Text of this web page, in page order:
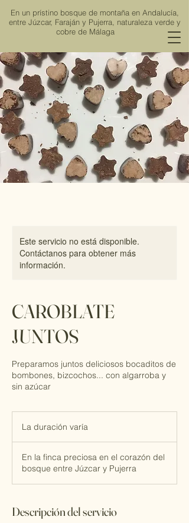
En un prístino bosque de montaña en Andalucía,
entre Júzcar, Faraján y Pujerra, naturaleza verde y
cobre de Málaga
Viña de los Ríos
Este servicio no está disponible.
Contáctanos para obtener más
información.
CAROBLATE
JUNTOS
Preparamos juntos deliciosos bocaditos de
bombones, bizcochos... con algarroba y
sin azúcar
La duración varía
u
r
a
ó
En la finca preciosa en el corazón del
bosque entre Júzcar y Pujerra
Descripción del servicio